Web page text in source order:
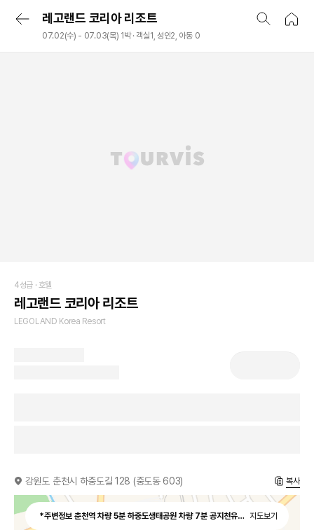
레고랜드 코리아 리조트
07.02(수) - 07.03(목) 1박 · 객실1, 성인2, 아동 0
4성급 · 호텔
레고랜드 코리아 리조트
LEGOLAND Korea Resort
강원도 춘천시 하중도길 128 (중도동 603) 복사
*주변정보 춘천역 차량 5분 하중도생태공원 차량 7분 공지천유원지 차량 10분
지도보기